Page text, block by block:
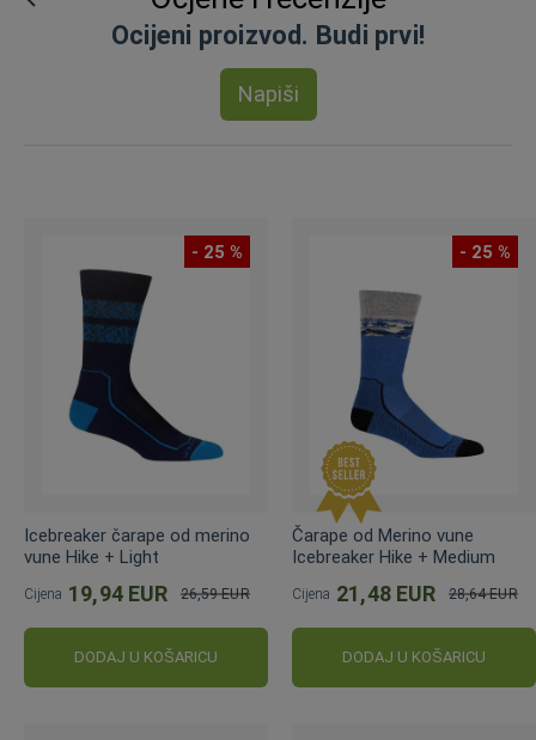
Ocijeni proizvod. Budi prvi!
Napiši
- 25 %
Icebreaker čarape od merino
vune Hike + Light
Cijena 19,94 EUR
cijena
26,59 EUR
DODAJ U KOŠARICU
- 25 %
Čarape od Merino vune
Icebreaker Hike + Medium
Cijena 21,48 EUR
cijena
28,64 EUR
DODAJ U KOŠARICU